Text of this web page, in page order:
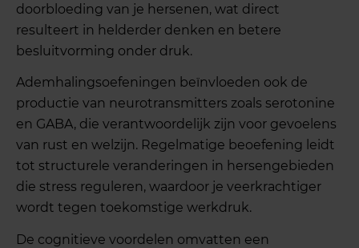
doorbloeding van je hersenen, wat direct
resulteert in helderder denken en betere
besluitvorming onder druk.
Ademhalingsoefeningen beïnvloeden ook de
productie van neurotransmitters zoals serotonine
en GABA, die verantwoordelijk zijn voor gevoelens
van rust en welzijn. Regelmatige beoefening leidt
tot structurele veranderingen in hersengebieden
die stress reguleren, waardoor je veerkrachtiger
wordt tegen toekomstige werkdruk.
De cognitieve voordelen omvatten een